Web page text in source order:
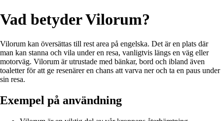
Vad betyder Vilorum?
Vilorum kan översättas till rest area på engelska. Det är en plats där
man kan stanna och vila under en resa, vanligtvis längs en väg eller
motorväg. Vilorum är utrustade med bänkar, bord och ibland även
toaletter för att ge resenärer en chans att varva ner och ta en paus under
sin resa.
Exempel på användning